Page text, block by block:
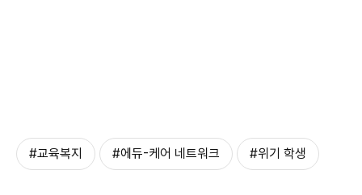
#교육복지 #에듀-케어 네트워크 #위기 학생